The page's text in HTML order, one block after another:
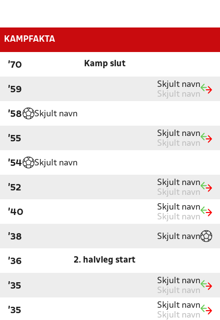
KAMPFAKTA
'70 Kamp slut
'59
Skjult navn
Skjult navn
'58 Skjult navn
'55
Skjult navn
Skjult navn
'54 Skjult navn
'52
Skjult navn
Skjult navn
'40
Skjult navn
Skjult navn
'38 Skjult navn
'36 2. halvleg start
'35
Skjult navn
Skjult navn
'35
Skjult navn
Skjult navn